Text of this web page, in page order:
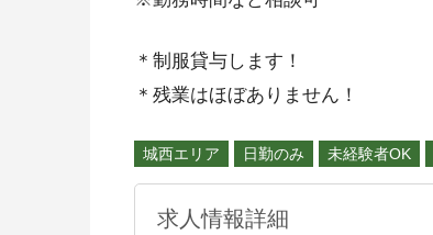
＊制服貸与します！
＊残業はほぼありません！
城西エリア 日勤のみ 未経験者OK
求人情報詳細